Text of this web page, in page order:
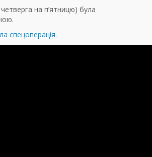
четверга на п’ятницю) була
спецоперація.